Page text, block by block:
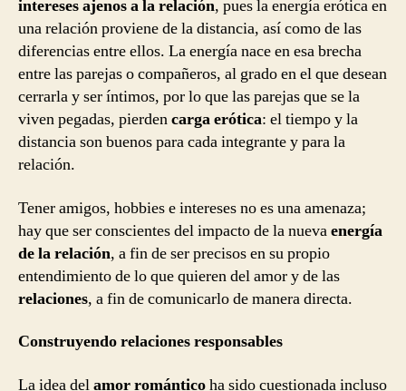
intereses ajenos a la relación, pues la energía erótica en
una relación proviene de la distancia, así como de las
diferencias entre ellos. La energía nace en esa brecha
entre las parejas o compañeros, al grado en el que desean
cerrarla y ser íntimos, por lo que las parejas que se la
viven pegadas, pierdencarga erótica: el tiempo y la
distancia son buenos para cada integrante y para la
relación.
Tener amigos, hobbies e intereses no es una amenaza;
hay que ser conscientes del impacto de la nuevaenergía
de la relación, a fin de ser precisos en su propio
entendimiento de lo que quieren del amor y de las
relaciones, a fin de comunicarlo de manera directa.
Construyendo relaciones responsables
La idea delamor románticoha sido cuestionada incluso